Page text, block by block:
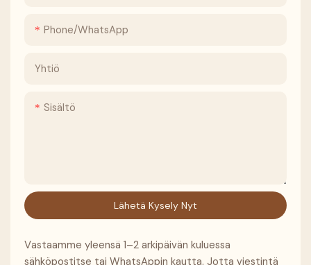
Phone/whatsApp
Yhtiö
Sisältö
Lähetä Kysely Nyt
Vastaamme yleensä 1–2 arkipäivän kuluessa
sähköpostitse tai WhatsAppin kautta. Jotta viestintä